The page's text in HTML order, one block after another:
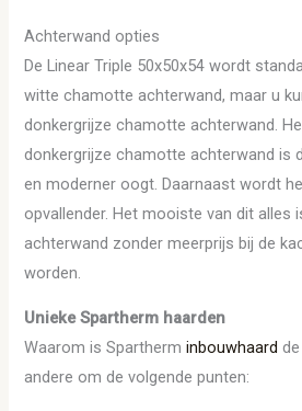
Achterwand opties
De Linear Triple 50x50x54 wordt
witte chamotte achterwand, maar u
donkergrijze chamotte achterwand.
donkergrijze chamotte achterwand is
en moderner oogt. Daarnaast wordt
opvallender. Het mooiste van dit alles
achterwand zonder meerprijs bij de
worden.
Unieke Spartherm haarden
Waarom is Spartherminbouwhaard
andere om de volgende punten: